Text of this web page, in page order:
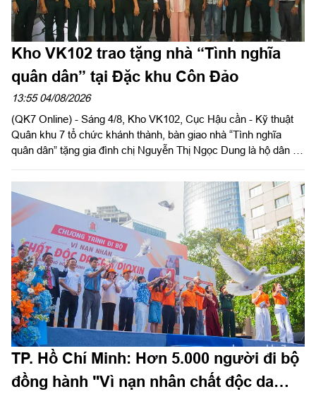
Kho VK102 trao tặng nhà “Tình nghĩa
quân dân” tại Đặc khu Côn Đảo
13:55 04/08/2026
(QK7 Online) - Sáng 4/8, Kho VK102, Cục Hậu cần - Kỹ thuật
Quân khu 7 tổ chức khánh thành, bàn giao nhà “Tình nghĩa
quân dân” tặng gia đình chị Nguyễn Thị Ngọc Dung là hộ dân có
Đảo, Thành phố Hồ Chí Minh. Đại tá Phạm Ngọc Sơn, Chính
ủy Cục Hậu cần - Kỹ thuật Quân khu đến dự và phát biểu chúc
mừng.
TP. Hồ Chí Minh: Hơn 5.000 người đi bộ
đồng hành "Vì nạn nhân chất độc da